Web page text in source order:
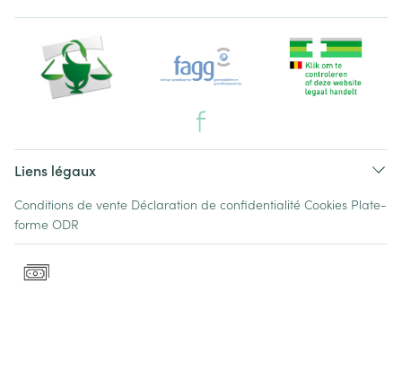
Liens légaux
Conditions de vente Déclaration de confidentialité Cookies Plate-
forme ODR